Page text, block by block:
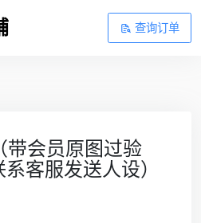
查询订单
带会员原图过验
客服发送人设）